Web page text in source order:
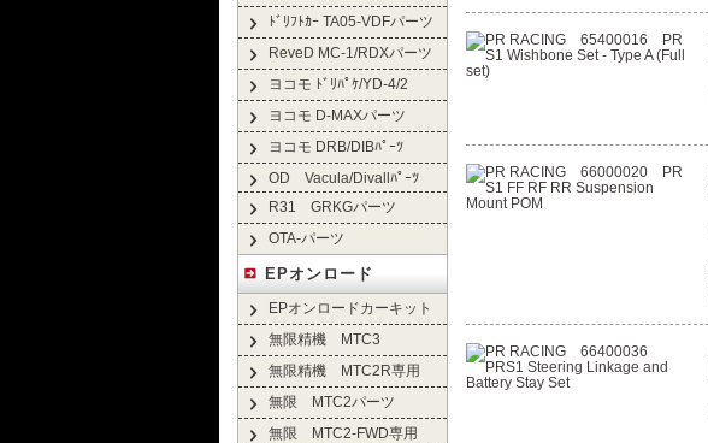
ﾄﾞﾘﾌﾄｶｰ TA05-VDFパーツ
ReveD MC-1/RDXパーツ
ヨコモ ﾄﾞﾘﾊﾟｹ/YD-4/2
ヨコモ D-MAXパーツ
ヨコモ DRB/DIBﾊﾟｰﾂ
OD Vacula/Divallﾊﾟｰﾂ
R31 GRKGパーツ
OTA-パーツ
EPオンロード
EPオンロードカーキット
無限精機 MTC3
無限精機 MTC2R専用
無限 MTC2パーツ
無限 MTC2-FWD専用